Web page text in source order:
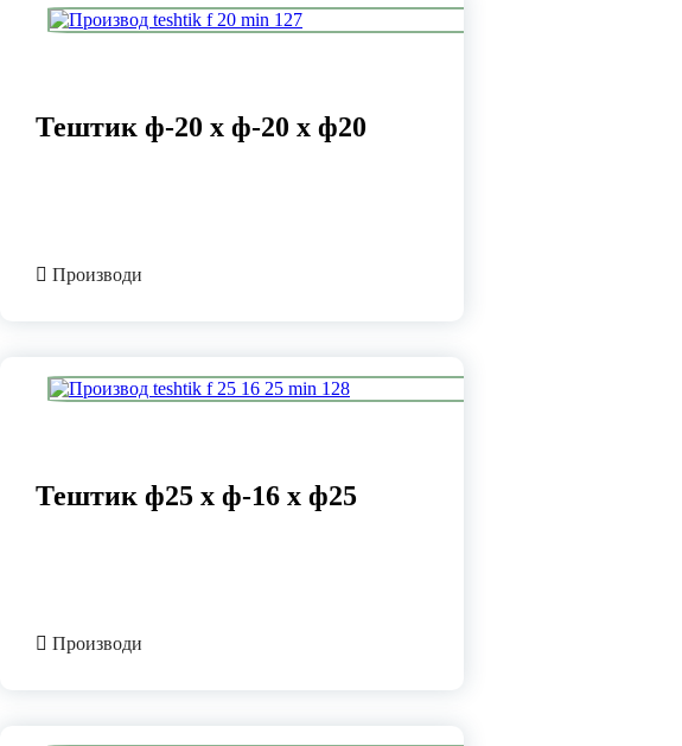
Тештик ф-20 х ф-20 х ф20
Производи
Тештик ф25 х ф-16 х ф25
Производи